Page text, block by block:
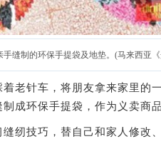
手缝制的环保手提袋及地垫。(马来西亚
针车，将朋友拿来家里的
成环保手提袋，作为义卖商
技巧，替自己和家人修改